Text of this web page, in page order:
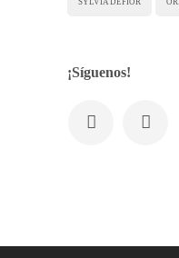
SYLVIA DEFIOR
¡Síguenos!